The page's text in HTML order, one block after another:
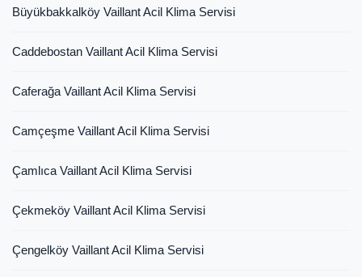
Büyükbakkalköy Vaillant Acil Klima Servisi
Caddebostan Vaillant Acil Klima Servisi
Caferağa Vaillant Acil Klima Servisi
Camçeşme Vaillant Acil Klima Servisi
Çamlıca Vaillant Acil Klima Servisi
Çekmeköy Vaillant Acil Klima Servisi
Çengelköy Vaillant Acil Klima Servisi